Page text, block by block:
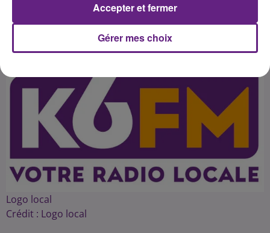
Publié : 10 février 2015 à 4h55 par 45
Logo local
Crédit : Logo local
Gérer mes choix
Accepter et fermer